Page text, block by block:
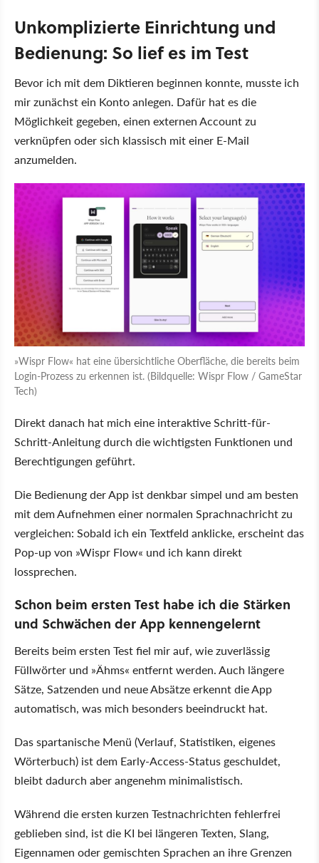
Unkomplizierte Einrichtung und
Bedienung: So lief es im Test
Bevor ich mit dem Diktieren beginnen konnte, musste ich
mir zunächst ein Konto anlegen. Dafür hat es die
Möglichkeit gegeben, einen externen Account zu
verknüpfen oder sich klassisch mit einer E-Mail
anzumelden.
»Wispr Flow« hat eine übersichtliche Oberfläche, die bereits beim
Login-Prozess zu erkennen ist. (Bildquelle: Wispr Flow / GameStar
Tech)
Direkt danach hat mich eine interaktive Schritt-für-
Schritt-Anleitung durch die wichtigsten Funktionen und
Berechtigungen geführt.
Die Bedienung der App ist denkbar simpel und am besten
mit dem Aufnehmen einer normalen Sprachnachricht zu
vergleichen: Sobald ich ein Textfeld anklicke, erscheint das
Pop-up von Wispr Flow und ich kann direkt
lossprechen.
Schon beim ersten Test habe ich die Stärken
und Schwächen der App kennengelernt
Bereits beim ersten Test fiel mir auf, wie zuverlässig
Füllwörter und Ähms entfernt werden. Auch längere
Sätze, Satzenden und neue Absätze erkennt die App
automatisch, was mich besonders beeindruckt hat.
Das spartanische Menü (Verlauf, Statistiken, eigenes
Wörterbuch) ist dem Early-Access-Status geschuldet,
bleibt dadurch aber angenehm minimalistisch.
Während die ersten kurzen Testnachrichten fehlerfrei
geblieben sind, ist die KI bei längeren Texten, Slang,
Eigennamen oder gemischten Sprachen an ihre Grenzen